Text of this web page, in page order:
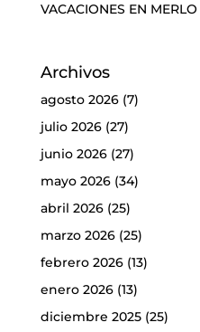
VACACIONES EN MERLO
Archivos
agosto 2026(7)
julio 2026(27)
junio 2026(27)
mayo 2026(34)
abril 2026(25)
marzo 2026(25)
febrero 2026(13)
enero 2026(13)
diciembre 2025(25)